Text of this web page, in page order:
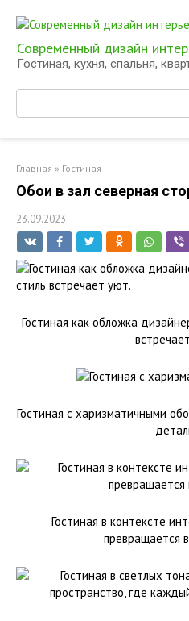
контенту
Современный дизайн
Гостиная, кухня, спальня,
Поиск:
Главная » Гостиная
Обои в зал северная
23.09.2023
Гостиная как обложка
Гостиная с харизматичными
Гостиная в контексте
превращается